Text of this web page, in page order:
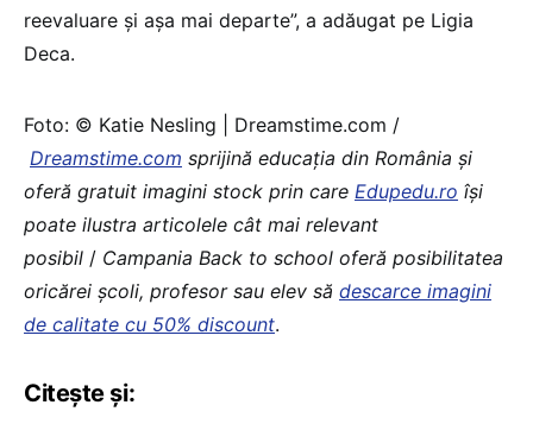
reevaluare şi aşa mai departe”, a adăugat pe Ligia
Deca.
Foto: © Katie Nesling | Dreamstime.com /
Dreamstime.com sprijină educaţia din România şi
oferă gratuit imagini stock prin care Edupedu.ro îşi
poate ilustra articolele cât mai relevant
posibil / Campania Back to school oferă posibilitatea
oricărei școli, profesor sau elev să descarce imagini
de calitate cu 50% discount.
Citește și: